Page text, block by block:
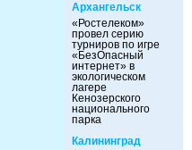
Архангельск
«Ростелеком»
провел серию
турниров по игре
«БезОпасный
интернет» в
экологическом
лагере
Кенозерского
национального
парка
Калининград